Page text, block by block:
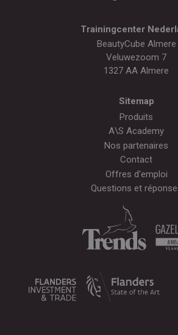
Trainingcenter
BeautyCube Almere
Veluwezoom 7
1327 AA Almere
Sitemap
Produits
A\S Academy
Nos partenaires
Contact
Offres d'emploi
Questions et